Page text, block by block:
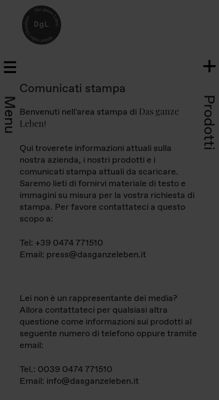
Menu Prodotti
Comunicati stampa
Benvenuti nell'area stampa di Das ganze
Leben!
Qui troverete informazioni attuali sulla
nostra azienda, i nostri prodotti e i
comunicati stampa attuali da scaricare.
Saremo lieti di fornirvi materiale di testo e
immagini su misura per la vostra richiesta di
stampa. Per favore contattateci a questo
scopo a:
Tel: +39 0474 771510
Email: press@dasganzeleben.it
Lei non è un rappresentante dei media?
Allora contattateci per qualsiasi altra
questione come informazioni sui prodotti al
seguente numero di telefono oppure tramite
email:
Tel.: 0039 0474 771510
Email: info@dasganzeleben.it